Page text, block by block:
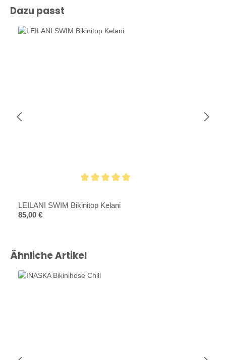
Produktgalerie überspringen
Dazu passt
LEILANI SWIM Bikinitop Kelani
Regulärer Preis:
85,00 €
Produktgalerie überspringen
Ähnliche Artikel